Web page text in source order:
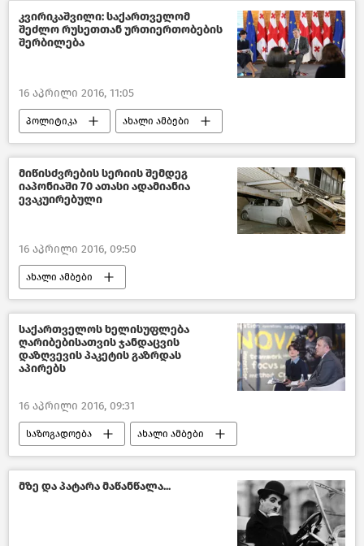
კვირიკაშვილი: საქართველომ
შეძლო რუსეთთან ურთიერთობების
შერბილება
16 აპრილი 2016, 11:05
პოლიტიკა ახალი ამბები
საქართველო
მიწისძვრების სერიის შემდეგ
იაპონიაში 70 ათასი ადამიანია
ევაკუირებული
16 აპრილი 2016, 09:50
ახალი ამბები
მსოფლიოს ახალი ამბები
საქართველოს ხელისუფლება
ღარიბებისათვის ჯანდაცვის
დაზღვევის პაკეტის გაზრდას
აპირებს
16 აპრილი 2016, 09:31
საზოგადოება ახალი ამბები
საქართველო
მზე და პატარა მაწანწალა...